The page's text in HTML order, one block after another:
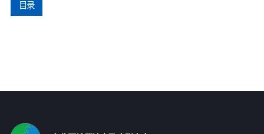
目录